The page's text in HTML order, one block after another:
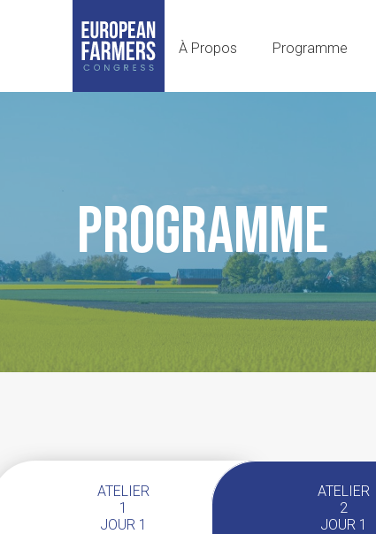
À Propos Programme
PROGRAMME
ATELIER
1
JOUR 1
ATELIER
2
JOUR 1